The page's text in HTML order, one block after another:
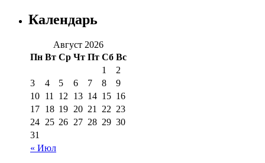
Календарь
Август 2026
Пн Вт Ср Чт Пт Сб Вс
« Июл
1
2
3
4 5 6 7 8
9
10 11 12 13 14 15 16
17 18 19 20 21 22 23
24 25 26 27 28 29 30
31